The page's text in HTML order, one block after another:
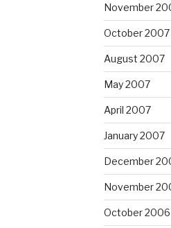
November
October 2007
August 2007
May 2007
April 2007
January 2007
December
November
October 2006